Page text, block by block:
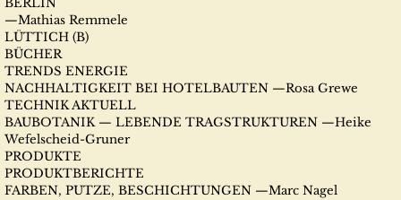
BERLIN
—Mathias Remmele
LÜTTICH (B)
BÜCHER
TRENDS ENERGIE
NACHHALTIGKEIT BEI HOTELBAUTEN —Rosa Grewe
TECHNIK AKTUELL
BAUBOTANIK — LEBENDE TRAGSTRUKTUREN —Heike
Wefelscheid-Gruner
PRODUKTE
PRODUKTBERICHTE
FARBEN, PUTZE, BESCHICHTUNGEN —Marc Nagel